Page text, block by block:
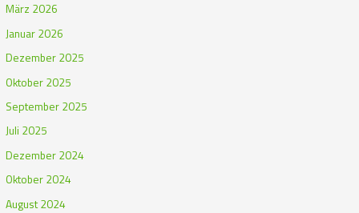
März 2026
Januar 2026
Dezember 2025
Oktober 2025
September 2025
Juli 2025
Dezember 2024
Oktober 2024
August 2024